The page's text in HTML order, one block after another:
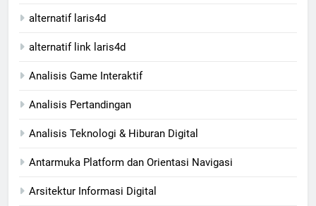
alternatif laris4d
alternatif link laris4d
Analisis Game Interaktif
Analisis Pertandingan
Analisis Teknologi & Hiburan Digital
Antarmuka Platform dan Orientasi Navigasi
Arsitektur Informasi Digital